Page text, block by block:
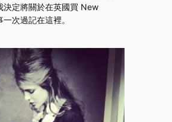
決定將關於在英國買 New
次過記在這裡。